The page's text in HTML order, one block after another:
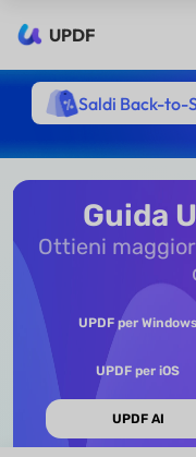
UPDF
Saldi Back-to-
Guida
Ottieni
UPDF per Windows
UPDF per iOS
UPDF AI